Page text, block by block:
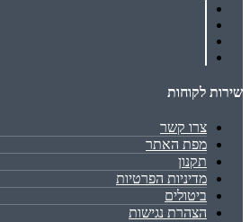
שירות לקוחות
צרו קשר
מפת האתר
תקנון
מדיניות הפרטיות
ביטולים
הצהרת נגישות